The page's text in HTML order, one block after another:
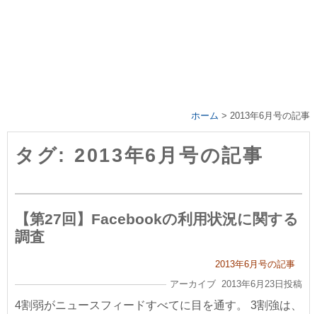
ホーム > 2013年6月号の記事
タグ: 2013年6月号の記事
【第27回】Facebookの利用状況に関する
調査
2013年6月号の記事
アーカイブ 2013年6月23日投稿
4割弱がニュースフィードすべてに目を通す。 3割強は、